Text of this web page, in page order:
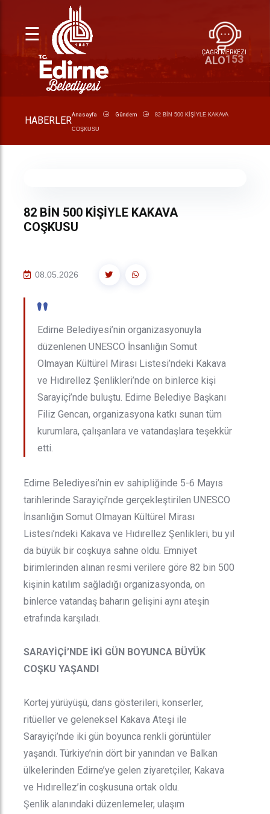
☰
ÇAĞRI MERKEZİ
ALO153
HABERLERAnasayfa Gündem 82 BİN 500 KİŞİYLE KAKAVA
COŞKUSU
82 BİN 500 KİŞİYLE KAKAVA
COŞKUSU
08.05.2026
"
Edirne Belediyesi’nin organizasyonuyla
düzenlenen UNESCO İnsanlığın Somut
Olmayan Kültürel Mirası Listesi’ndeki Kakava
ve Hıdırellez Şenlikleri’nde on binlerce kişi
Sarayiçi’nde buluştu. Edirne Belediye Başkanı
Filiz Gencan, organizasyona katkı sunan tüm
kurumlara, çalışanlara ve vatandaşlara teşekkür
etti.
Edirne Belediyesi’nin ev sahipliğinde 5-6 Mayıs
tarihlerinde Sarayiçi’nde gerçekleştirilen UNESCO
İnsanlığın Somut Olmayan Kültürel Mirası
Listesi’ndeki Kakava ve Hıdırellez Şenlikleri, bu yıl
da büyük bir coşkuya sahne oldu. Emniyet
birimlerinden alınan resmi verilere göre 82 bin 500
kişinin katılım sağladığı organizasyonda, on
binlerce vatandaş baharın gelişini aynı ateşin
etrafında karşıladı.
SARAYİÇİ’NDE İKİ GÜN BOYUNCA BÜYÜK
COŞKU YAŞANDI
Kortej yürüyüşü, dans gösterileri, konserler,
ritüeller ve geleneksel Kakava Ateşi ile
Sarayiçi’nde iki gün boyunca renkli görüntüler
yaşandı. Türkiye’nin dört bir yanından ve Balkan
ülkelerinden Edirne’ye gelen ziyaretçiler, Kakava
ve Hıdırellez’in coşkusuna ortak oldu.
Şenlik alanındaki düzenlemeler, ulaşım